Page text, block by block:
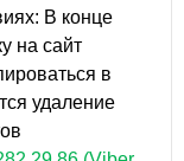
В конце
на сайт
в
удаление